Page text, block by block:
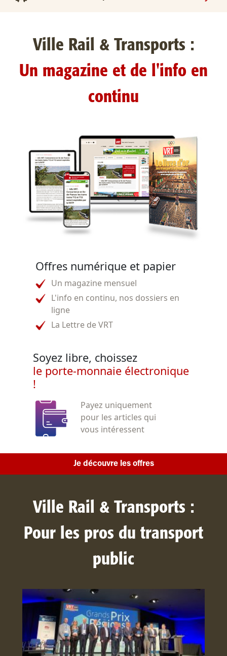
Ville Rail & Transports :
Un magazine et de l'info en
continu
Offres numérique et papier
Un magazine mensuel
L'info en continu, nos dossiers en
ligne
La Lettre de VRT
Soyez libre, choissez
le porte-monnaie électronique
!
Payez uniquement
pour les articles qui
vous intéressent
Je découvre les offres
Ville Rail & Transports :
Pour les pros du transport
public